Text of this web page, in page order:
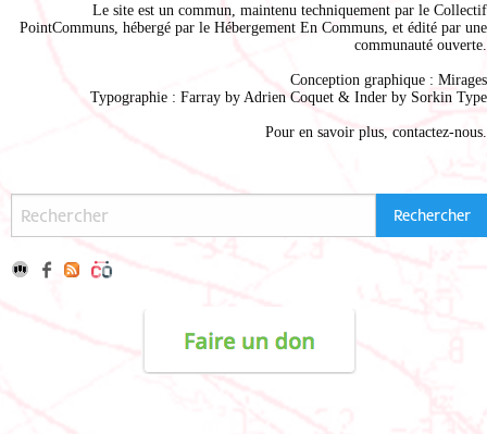
Le site est un commun, maintenu techniquement par le Collectif
PointCommuns , hébergé par le Hébergement En Communs , et édité par une
communauté ouverte.
Conception graphique : Mirages
Typographie : Farray by Adrien Coquet & Inder by Sorkin Type
Pour en savoir plus, contactez-nous